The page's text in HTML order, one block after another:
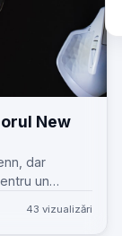
New
dar
un
43 vizualizări